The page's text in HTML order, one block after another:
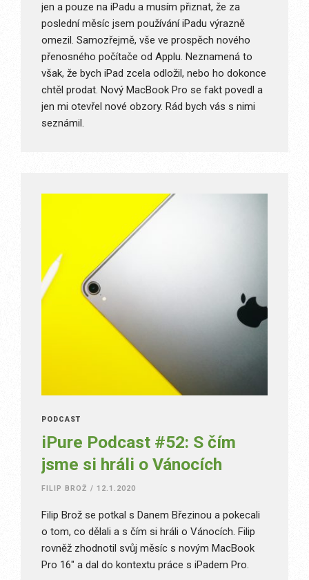
jen a pouze na iPadu a musím přiznat, že za
poslední měsíc jsem používání iPadu výrazně
omezil. Samozřejmě, vše ve prospěch nového
přenosného počítače od Applu. Neznamená to
však, že bych iPad zcela odložil, nebo ho dokonce
chtěl prodat. Nový MacBook Pro se fakt povedl a
jen mi otevřel nové obzory. Rád bych vás s nimi
seznámil.
PODCAST
iPure Podcast #52: S čím
jsme si hráli o Vánocích
FILIP BROŽ / 12.1.2020
Filip Brož se potkal s Danem Březinou a pokecali
o tom, co dělali a s čím si hráli o Vánocích. Filip
rovněž zhodnotil svůj měsíc s novým MacBook
Pro 16″ a dal do kontextu práce s iPadem Pro.